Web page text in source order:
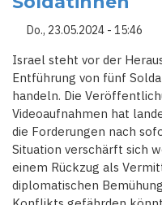
Do., 23.05.2024 - 15:46
Israel steht vor der
Entführung von fünf
handeln. Die
Videoaufnahmen hat
die Forderungen nach
Situation verschärft sich
einem Rückzug als
diplomatischen